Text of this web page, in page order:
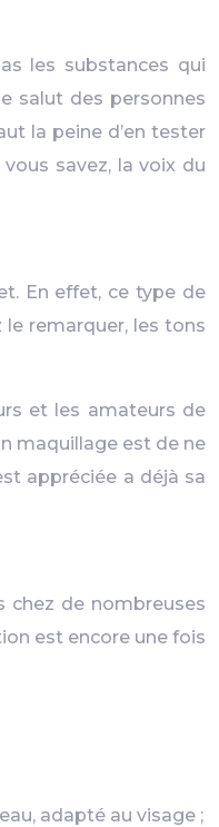
les substances qui
salut des personnes
la peine d’en tester
savez, la voix du
En effet, ce type de
remarquer, les tons
et les amateurs de
maquillage est de ne
appréciée a déjà sa
chez de nombreuses
est encore une fois
adapté au visage ;